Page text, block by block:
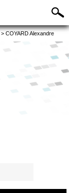
> COYARD Alexandre